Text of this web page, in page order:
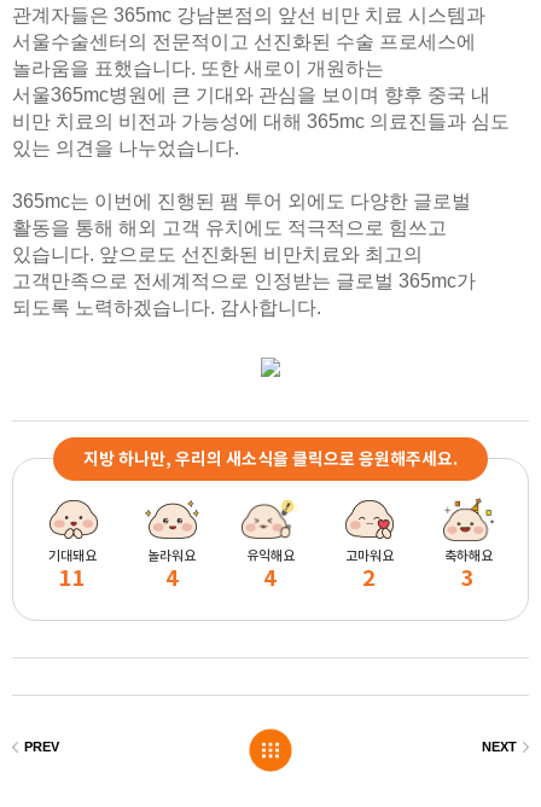
관계자들은 365mc 강남본점의 앞선 비만 치료 시스템과
서울수술센터의 전문적이고 선진화된 수술 프로세스에
놀라움을 표했습니다. 또한 새로이 개원하는
서울365mc병원에 큰 기대와 관심을 보이며 향후 중국 내
비만 치료의 비전과 가능성에 대해 365mc 의료진들과 심도
있는 의견을 나누었습니다.
365mc는 이번에 진행된 팸 투어 외에도 다양한 글로벌
활동을 통해 해외 고객 유치에도 적극적으로 힘쓰고
있습니다. 앞으로도 선진화된 비만치료와 최고의
고객만족으로 전세계적으로 인정받는 글로벌 365mc가
되도록 노력하겠습니다. 감사합니다.
지방 하나만, 우리의 새소식을 클릭으로 응원해주세요.
기대돼요
11
놀라워요
4
유익해요
4
고마워요
2
축하해요
3